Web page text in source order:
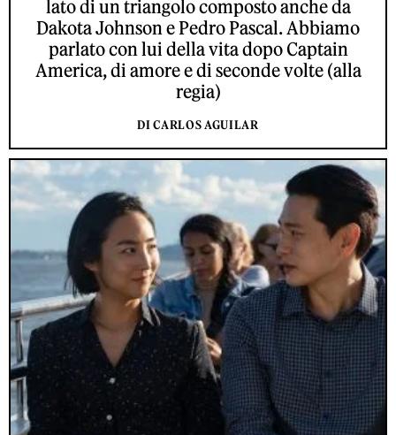
lato di un triangolo composto anche da
Dakota Johnson e Pedro Pascal. Abbiamo
parlato con lui della vita dopo Captain
America, di amore e di seconde volte (alla
regia)
DI CARLOS AGUILAR